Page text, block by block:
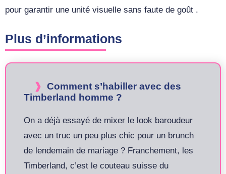
pour garantir une unité visuelle sans faute de goût .
Plus d’informations
Comment s’habiller avec des
Timberland homme ?
On a déjà essayé de mixer le look baroudeur
avec un truc un peu plus chic pour un brunch
de lendemain de mariage ? Franchement, les
Timberland, c’est le couteau suisse du